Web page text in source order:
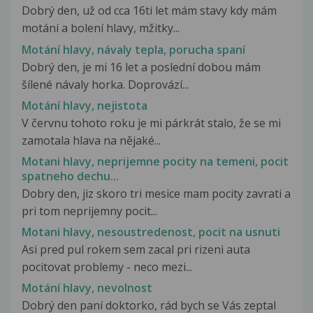
Dobrý den, už od cca 16ti let mám stavy kdy mám
motání a bolení hlavy, mžitky...
Motání hlavy, návaly tepla, porucha spaní
Dobrý den, je mi 16 let a poslední dobou mám
šílené návaly horka. Doprovází...
Motání hlavy, nejistota
V červnu tohoto roku je mi párkrát stalo, že se mi
zamotala hlava na nějaké...
Motani hlavy, neprijemne pocity na temeni, pocit
spatneho dechu...
Dobry den, jiz skoro tri mesice mam pocity zavrati a
pri tom neprijemny pocit...
Motani hlavy, nesoustredenost, pocit na usnuti
Asi pred pul rokem sem zacal pri rizeni auta
pocitovat problemy - neco mezi...
Motání hlavy, nevolnost
Dobrý den paní doktorko, rád bych se Vás zeptal